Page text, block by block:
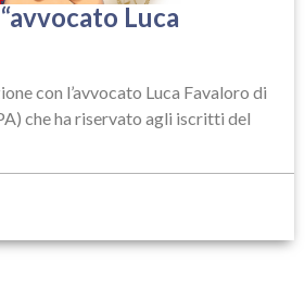
Luca
con l’avvocato Luca Favaloro di
che ha riservato agli iscritti del